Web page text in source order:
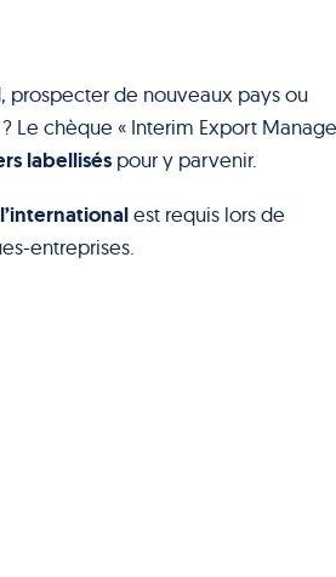
, prospecter de nouveaux pays ou
? Le chèque « Interim Export
labellisés pour y parvenir.
est requis lors de
entreprises.